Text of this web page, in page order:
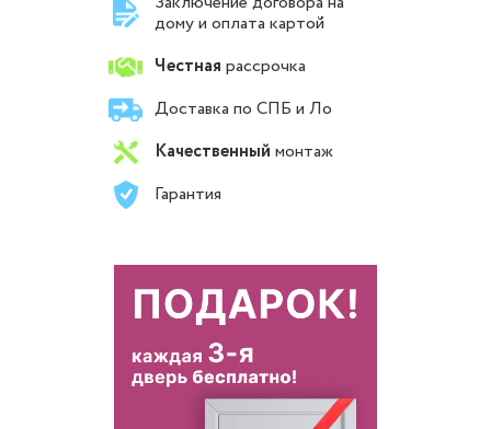
дому и оплата картой
Честная рассрочка
Доставка по СПБ и Ло
Качественный монтаж
Гарантия